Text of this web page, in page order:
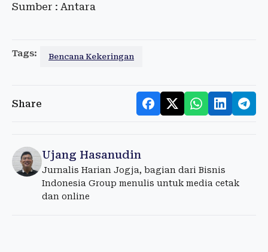
Sumber : Antara
Tags: Bencana Kekeringan
Share
Ujang Hasanudin
Jurnalis Harian Jogja, bagian dari Bisnis
Indonesia Group menulis untuk media cetak
dan online